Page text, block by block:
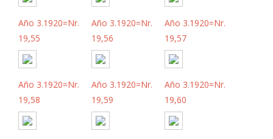
Año 3.1920=Nr.
19,55
Año 3.1920=Nr.
19,56
Año 3.1920=Nr.
19,57
Año 3.1920=Nr.
19,58
Año 3.1920=Nr.
19,59
Año 3.1920=Nr.
19,60